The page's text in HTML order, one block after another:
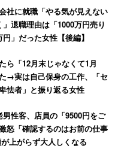
よそって欲しい？
の「働きがい」
見る
・実態を見る
・実態を見る
ング
社に就職「やる気が見えない
退職理由は「1000万円売り
」だった女性【後編】
ら「12月末じゃなくて1月
→実は自己保身の工作、「セ
怯者」と振り返る女性
性客、店員の「9500円をご
怒「確認するのはお前の仕事
上がらず大人しくなる